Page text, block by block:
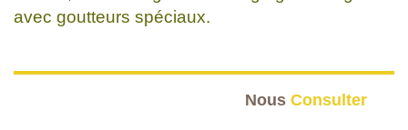
avec goutteurs spéciaux.
Nous Consulter